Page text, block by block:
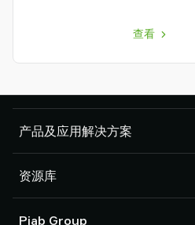
查看
产品及应用解决方案
吸盘和软爪
机器人臂端工具 (EOAT) 部件
机器人和 Cobot 抓取解决方案
资源库
Piab Group